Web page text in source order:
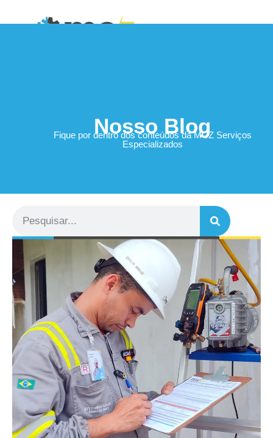
Nosso Blog
Fique por dentro dos conteúdos da MCZ Serviços
Especializados